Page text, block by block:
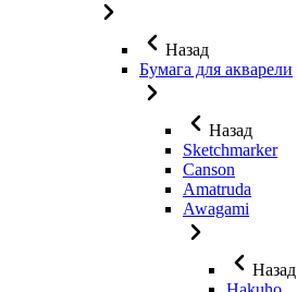
Назад
Бумага для акварели
Назад
Sketchmarker
Canson
Amatruda
Awagami
Назад